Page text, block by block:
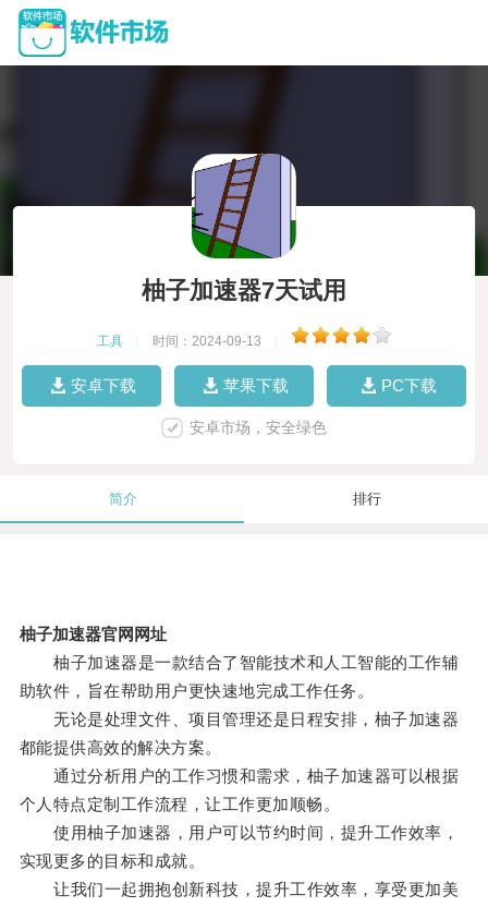
柚子加速器7天试用
工具 时间：2024-09-13
安卓下载 苹果下载 PC下载
安卓市场，安全绿色
简介 排行
柚子加速器官网网址
柚子加速器是一款结合了智能技术和人工智能的工作辅
助软件，旨在帮助用户更快速地完成工作任务。
无论是处理文件、项目管理还是日程安排，柚子加速器
都能提供高效的解决方案。
通过分析用户的工作习惯和需求，柚子加速器可以根据
个人特点定制工作流程，让工作更加顺畅。
使用柚子加速器，用户可以节约时间，提升工作效率，
实现更多的目标和成就。
让我们一起拥抱创新科技，提升工作效率，享受更加美